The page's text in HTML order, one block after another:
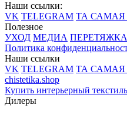
Наши ссылки:
VK TELEGRAM ТА САМАЯ
Полезное
УХОД МЕДИА
Политика
Наши ссылки
VK TELEGRAM ТА САМАЯ
chistetika.shop
Купить интерьерный
Дилеры